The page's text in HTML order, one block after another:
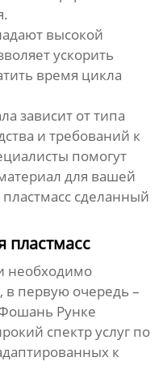
высокой
ускорить
время цикла
зависит от типа
и требований к
помогут
для вашей
сделанный
пластмасс
необходимо
в первую очередь –
Рунке
спектр услуг по
к